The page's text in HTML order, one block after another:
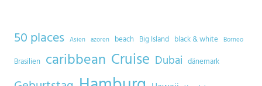
50 places Asien azoren beach Big Island black & white Borneo
Brasilien caribbean Cruise Dubai dänemark